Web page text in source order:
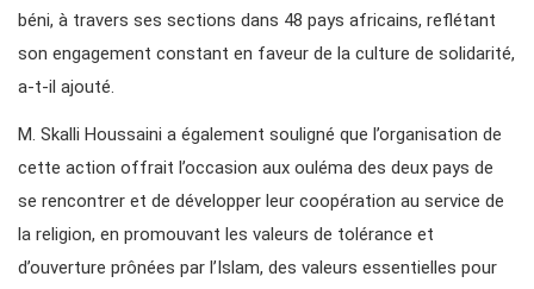
béni, à travers ses sections dans 48 pays africains, reflétant
son engagement constant en faveur de la culture de solidarité,
a-t-il ajouté.
M. Skalli Houssaini a également souligné que l’organisation de
cette action offrait l’occasion aux ouléma des deux pays de
se rencontrer et de développer leur coopération au service de
la religion, en promouvant les valeurs de tolérance et
d’ouverture prônées par l’Islam, des valeurs essentielles pour